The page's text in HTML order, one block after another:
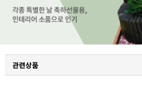
관련상품